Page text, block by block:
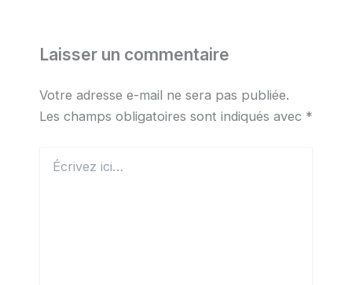
Laisser un commentaire
Votre adresse e-mail ne sera pas publiée.
Les champs obligatoires sont indiqués avec *
ici…